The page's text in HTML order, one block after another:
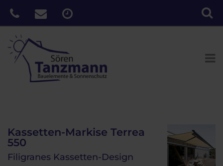
Kassetten-Markise Terrea
550
Filigranes Kassetten-Design